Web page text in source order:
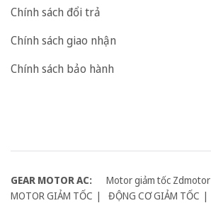
Chính sách đổi trả
Chính sách giao nhận
Chính sách bảo hành
GEAR MOTOR AC:
Motor giảm tốc Zdmotor
MOTOR GIẢM TỐC
ĐỘNG CƠ GIẢM TỐC